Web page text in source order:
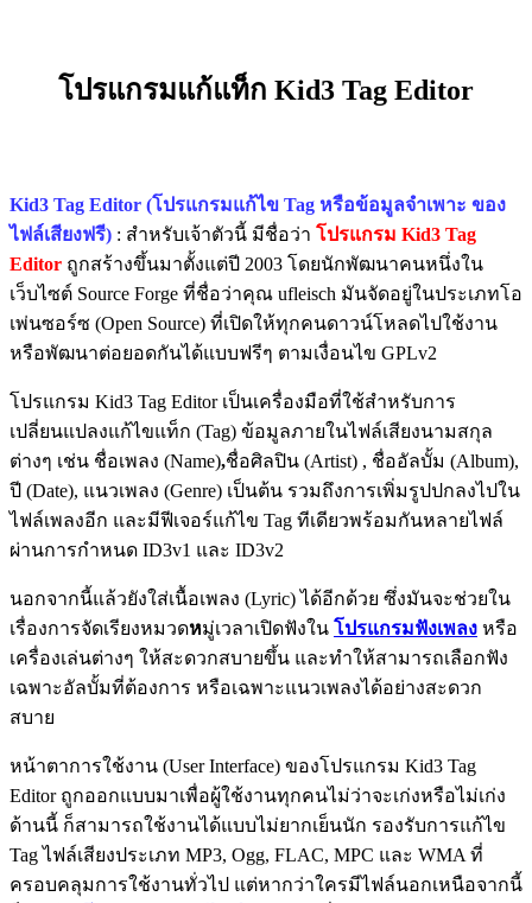
โปรแกรมแก้แท็ก Kid3 Tag Editor
Kid3 Tag Editor (โปรแกรมแก้ไข Tag หรือข้อมูลจำเพาะ ของ
ไฟล์เสียงฟรี) : สำหรับเจ้าตัวนี้ มีชื่อว่า โปรแกรม Kid3 Tag
Editor ถูกสร้างขึ้นมาตั้งแต่ปี 2003 โดยนักพัฒนาคนหนึ่งใน
เว็บไซต์ Source Forge ที่ชื่อว่าคุณ ufleisch มันจัดอยู่ในประเภทโอ
เพ่นซอร์ซ (Open Source) ที่เปิดให้ทุกคนดาวน์โหลดไปใช้งาน
หรือพัฒนาต่อยอดกันได้แบบฟรีๆ ตามเงื่อนไข GPLv2
โปรแกรม Kid3 Tag Editor เป็นเครื่องมือที่ใช้สำหรับการ
เปลี่ยนแปลงแก้ไขแท็ก (Tag) ข้อมูลภายในไฟล์เสียงนามสกุล
ต่างๆ เช่น ชื่อเพลง (Name),ชื่อศิลปิน (Artist) , ชื่ออัลบั้ม (Album),
ปี (Date), แนวเพลง (Genre) เป็นต้น รวมถึงการเพิ่มรูปปกลงไปใน
ไฟล์เพลงอีก และมีฟีเจอร์แก้ไข Tag ทีเดียวพร้อมกันหลายไฟล์
ผ่านการกำหนด ID3v1 และ ID3v2
นอกจากนี้แล้วยังใส่เนื้อเพลง (Lyric)ได้อีกด้วย ซึ่งมันจะช่วยใน
เรื่องการจัดเรียงหมวดหมู่เวลาเปิดฟังใน โปรแกรมฟังเพลง หรือ
เครื่องเล่นต่างๆ ให้สะดวกสบายขึ้น และทำให้สามารถเลือกฟัง
เฉพาะอัลบั้มที่ต้องการ หรือเฉพาะแนวเพลงได้อย่างสะดวก
สบาย
หน้าตาการใช้งาน (User Interface) ของโปรแกรม Kid3 Tag
Editor ถูกออกแบบมาเพื่อผู้ใช้งานทุกคนไม่ว่าจะเก่งหรือไม่เก่ง
ด้านนี้ ก็สามารถใช้งานได้แบบไม่ยากเย็นนัก รองรับการแก้ไข
Tag ไฟล์เสียงประเภท MP3, Ogg, FLAC, MPC และ WMA ที่
ครอบคลุมการใช้งานทั่วไป แต่หากว่าใครมีไฟล์นอกเหนือจากนี้